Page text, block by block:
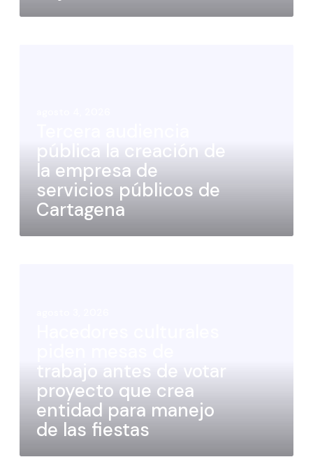
pública la creación de
la empresa de
servicios públicos de
Cartagena
trabajo antes de votar
proyecto que crea
entidad para manejo
de las fiestas